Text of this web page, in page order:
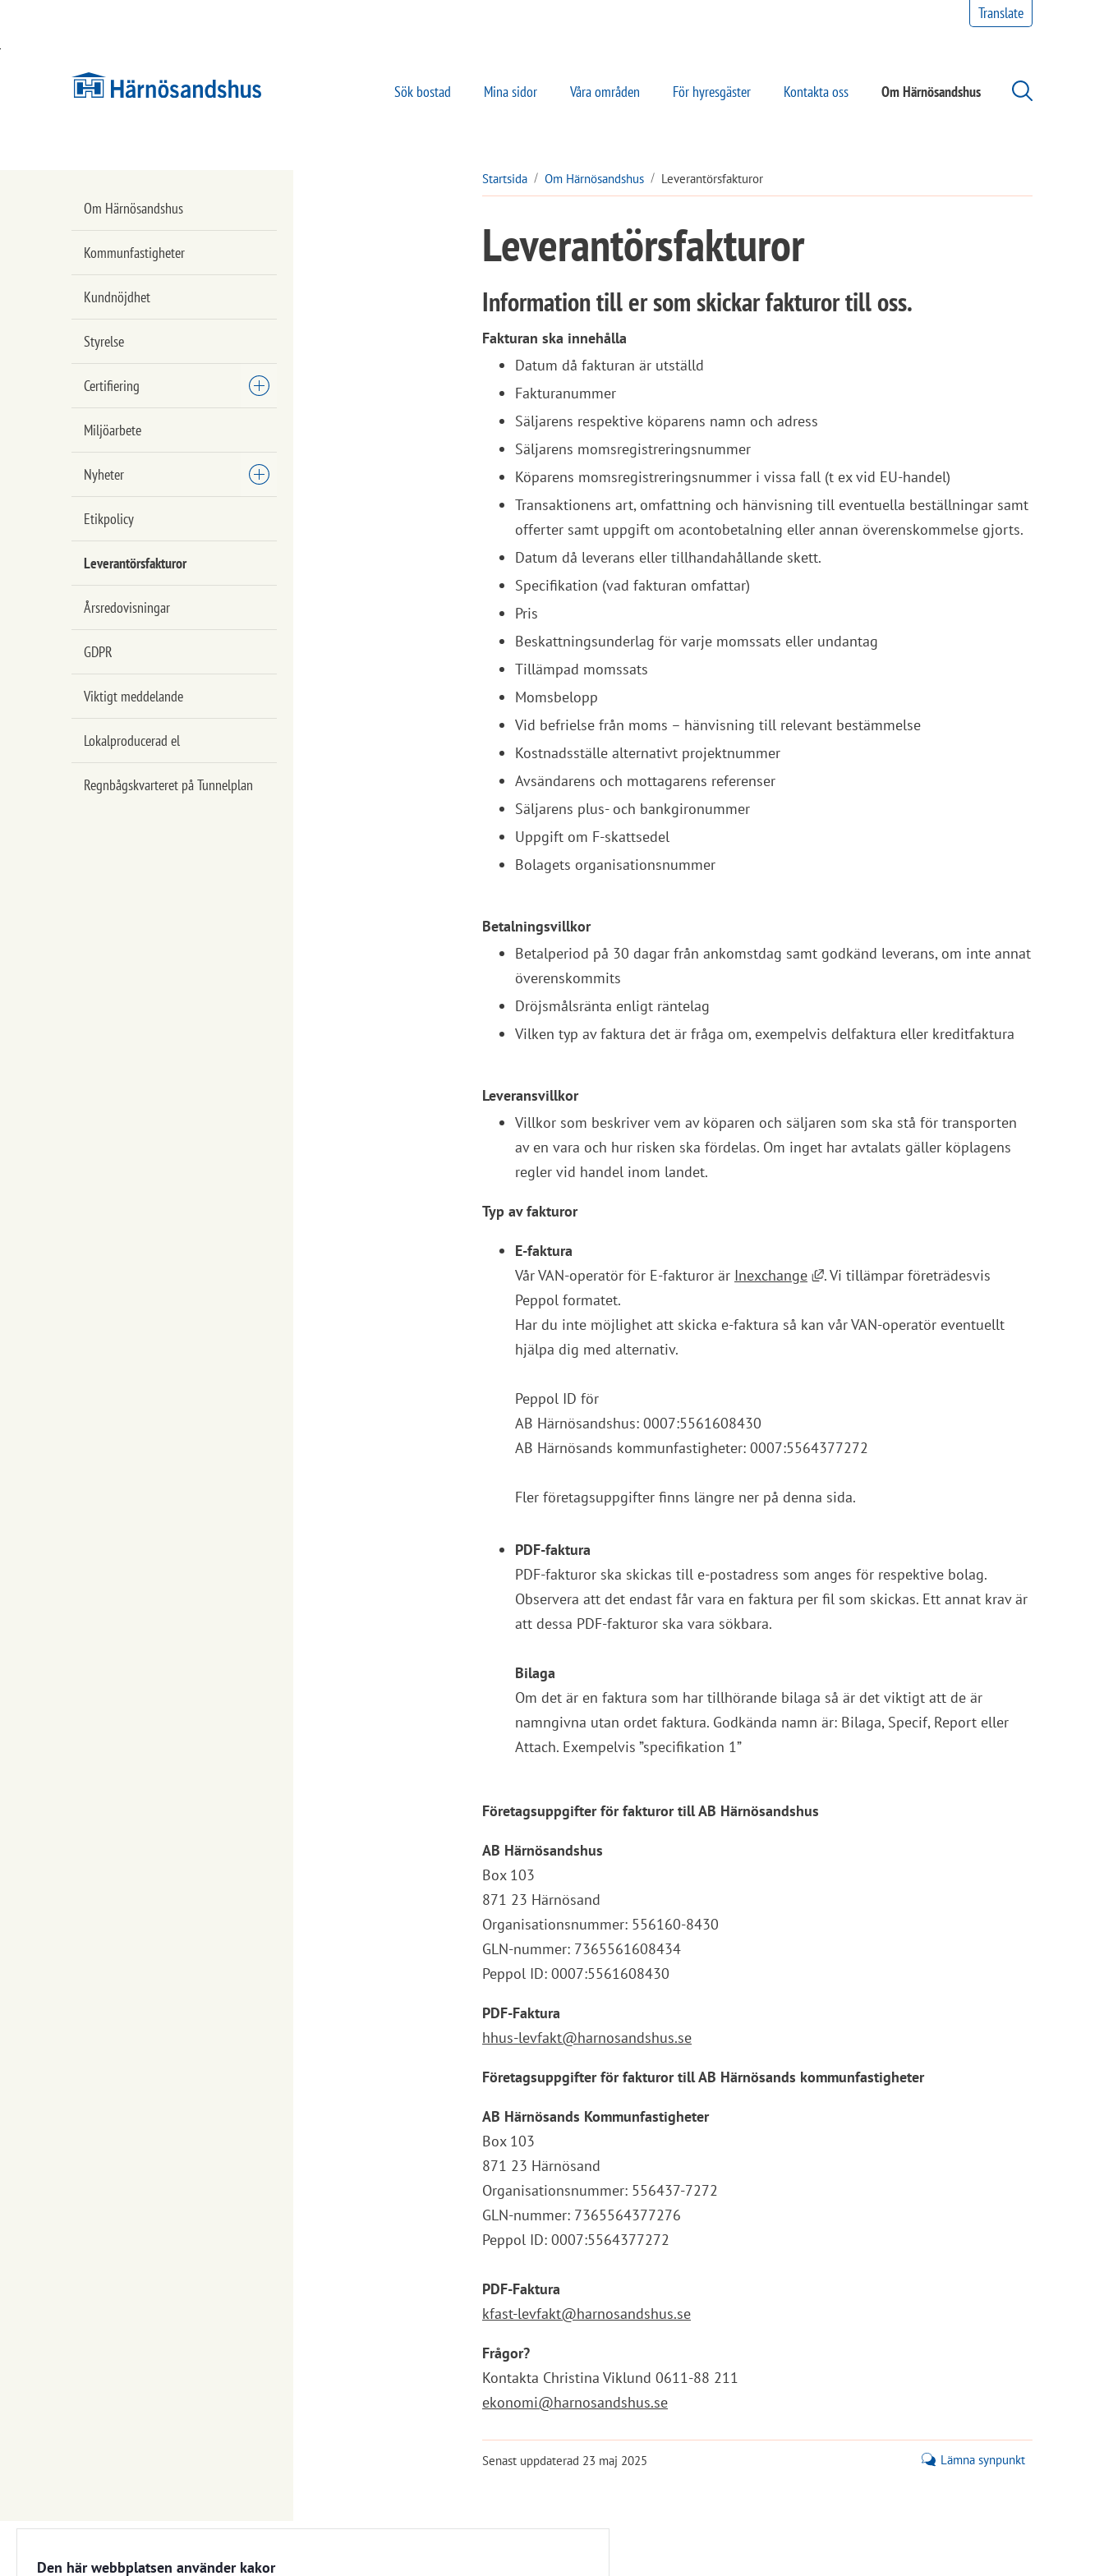
Den här webbplatsen använder kakor
Translate
Sök bostad Mina sidor Våra områden För hyresgäster Kontakta oss Om Härnösandshus
Om Härnösandshus
Kommunfastigheter
Kundnöjdhet
Styrelse
Certifiering
Miljöarbete
Nyheter
Etikpolicy
Leverantörsfakturor
Årsredovisningar
GDPR
Viktigt meddelande
Lokalproducerad el
Regnbågskvarteret på Tunnelplan
Startsida Om Härnösandshus Leverantörsfakturor
Leverantörsfakturor
Information till er som skickar fakturor till oss.
Fakturan ska innehålla
Datum då fakturan är utställd
Fakturanummer
Säljarens respektive köparens namn och adress
Säljarens momsregistreringsnummer
Köparens momsregistreringsnummer i vissa fall (t ex vid EU-handel)
Transaktionens art, omfattning och hänvisning till eventuella beställningar samt
offerter samt uppgift om acontobetalning eller annan överenskommelse gjorts.
Datum då leverans eller tillhandahållande skett.
Specifikation (vad fakturan omfattar)
Pris
Beskattningsunderlag för varje momssats eller undantag
Tillämpad momssats
Momsbelopp
Vid befrielse från moms – hänvisning till relevant bestämmelse
Kostnadsställe alternativt projektnummer
Avsändarens och mottagarens referenser
Säljarens plus- och bankgironummer
Uppgift om F-skattsedel
Bolagets organisationsnummer
Betalningsvillkor
Betalperiod på 30 dagar från ankomstdag samt godkänd leverans, om inte annat
överenskommits
Dröjsmålsränta enligt räntelag
Vilken typ av faktura det är fråga om, exempelvis delfaktura eller kreditfaktura
Leveransvillkor
Villkor som beskriver vem av köparen och säljaren som ska stå för transporten
av en vara och hur risken ska fördelas. Om inget har avtalats gäller köplagens
regler vid handel inom landet.
Typ av fakturor
E-faktura
Vår VAN-operatör för E-fakturor är Inexchange Länk till annan webbplats, öppnas i nytt
. Vi tillämpar företrädesvis
Peppol formatet.
Har du inte möjlighet att skicka e-faktura så kan vår VAN-operatör eventuellt
hjälpa dig med alternativ.
Peppol ID för
AB Härnösandshus: 0007:5561608430
AB Härnösands kommunfastigheter: 0007:5564377272
Fler företagsuppgifter finns längre ner på denna sida.
PDF-faktura
PDF-fakturor ska skickas till e-postadress som anges för respektive bolag.
Observera att det endast får vara en faktura per fil som skickas. Ett annat krav är
att dessa PDF-fakturor ska vara sökbara.
Bilaga
Om det är en faktura som har tillhörande bilaga så är det viktigt att de är
namngivna utan ordet faktura. Godkända namn är: Bilaga, Specif, Report eller
Attach. Exempelvis ”specifikation 1”
Företagsuppgifter för fakturor till AB Härnösandshus
AB Härnösandshus
Box 103
871 23 Härnösand
Organisationsnummer: 556160-8430
GLN-nummer: 7365561608434
Peppol ID: 0007:5561608430
PDF-Faktura
hhus-levfakt@harnosandshus.se
Företagsuppgifter för fakturor till AB Härnösands kommunfastigheter
AB Härnösands Kommunfastigheter
Box 103
871 23 Härnösand
Organisationsnummer: 556437-7272
GLN-nummer: 7365564377276
Peppol ID: 0007:5564377272
PDF-Faktura
kfast-levfakt@harnosandshus.se
Frågor?
Kontakta Christina Viklund 0611-88 211
ekonomi@harnosandshus.se
Senast uppdaterad 23 maj 2025 Lämna synpunkt